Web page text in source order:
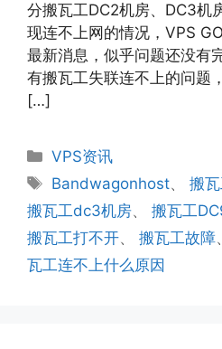
分搬瓦工DC2机房、DC3机
现连不上网的情况，VPS
最新消息，似乎问题还没有
有搬瓦工失联连不上的问题
[…]
分
类
VPS资讯
标
签
Bandwagonhost、搬
搬瓦工dc3机房、 搬瓦工
搬瓦工打不开、 搬瓦工故障
瓦工连不上什么原因